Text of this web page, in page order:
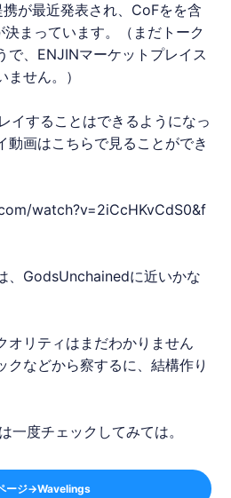
携が最近発表され、CoFをを含
まっています。（まだトーク
、 ENJINマーケットプレイス
せん。）
イすることはできるようになっ
動画はこちらで見ることができ
watch?v=2iCcHKvCdS0&f
、GodsUnchainedに近いかな
オリティはまだわかりません
クなどから察するに、結構作り
一度チェックしてみては。
ージ→Wavelings